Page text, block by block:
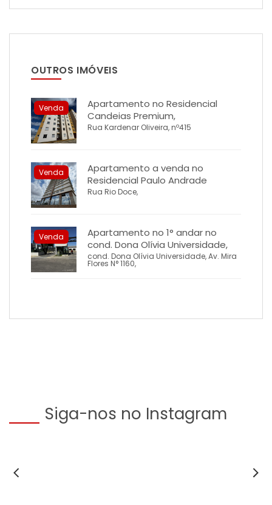
OUTROS IMÓVEIS
Venda
Apartamento no Residencial
Candeias Premium,
Rua Kardenar Oliveira, nº415
Venda
Apartamento a venda no
Residencial Paulo Andrade
Rua Rio Doce,
Venda
Apartamento no 1° andar no
cond. Dona Olívia Universidade,
cond. Dona Olívia Universidade, Av. Mira
Flores N° 1160,
Siga-nos no Instagram